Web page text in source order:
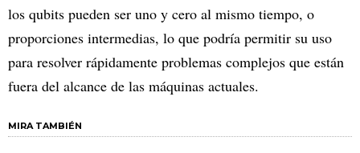
los qubits pueden ser uno y cero al mismo tiempo, o
proporciones intermedias, lo que podría permitir su uso
para resolver rápidamente problemas complejos que están
fuera del alcance de las máquinas actuales.
MIRA TAMBIÉN